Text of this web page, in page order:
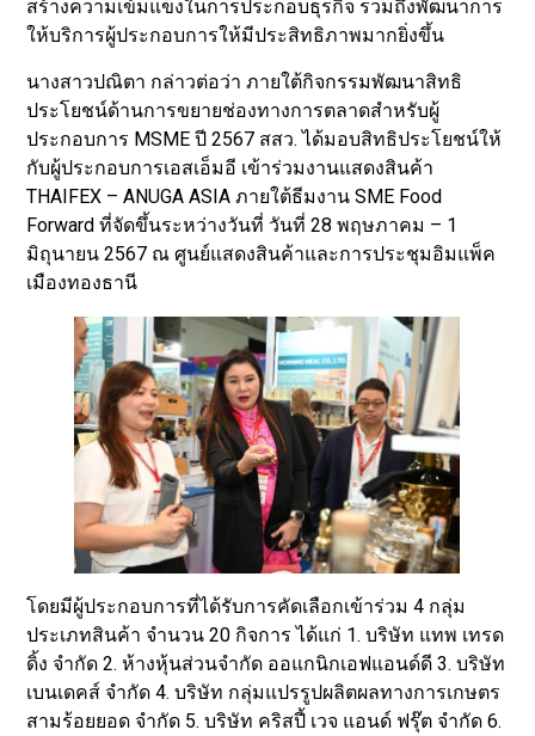
สร้างความเข้มแข็งในการประกอบธุรกิจ รวมถึงพัฒนาการ
ให้บริการผู้ประกอบการให้มีประสิทธิภาพมากยิ่งขึ้น
นางสาวปณิตา กล่าวต่อว่า ภายใต้กิจกรรมพัฒนาสิทธิ
ประโยชน์ด้านการขยายช่องทางการตลาดสำหรับผู้
ประกอบการ MSME ปี 2567 สสว. ได้มอบสิทธิประโยชน์ให้
กับผู้ประกอบการเอสเอ็มอี เข้าร่วมงานแสดงสินค้า
THAIFEX – ANUGA ASIA ภายใต้ธีมงาน SME Food
Forward ที่จัดขึ้นระหว่างวันที่ วันที่ 28 พฤษภาคม – 1
มิถุนายน 2567 ณ ศูนย์แสดงสินค้าและการประชุมอิมแพ็ค
เมืองทองธานี
โดยมีผู้ประกอบการที่ได้รับการคัดเลือกเข้าร่วม 4 กลุ่ม
ประเภทสินค้า จำนวน 20 กิจการ ได้แก่ 1. บริษัท แทพ เทรด
ดิ้ง จำกัด 2. ห้างหุ้นส่วนจำกัด ออแกนิกเอฟแอนด์ดี 3. บริษัท
เบนเดคส์ จำกัด 4. บริษัท กลุ่มแปรรูปผลิตผลทางการเกษตร
สามร้อยยอด จำกัด 5. บริษัท คริสปี้ เวจ แอนด์ ฟรุ๊ต จำกัด 6.